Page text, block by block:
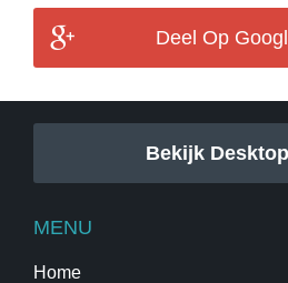
Deel Op
Bekijk
MENU
Home